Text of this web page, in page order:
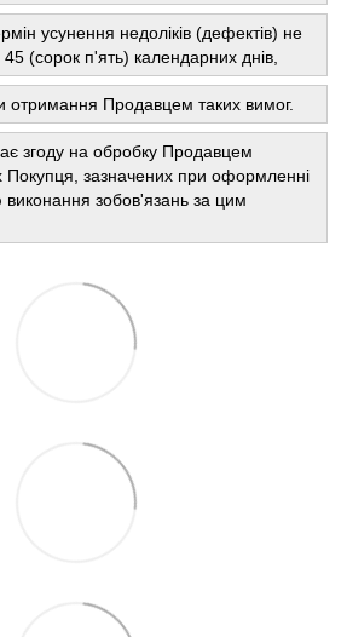
усунення недоліків (дефектів) не
(сорок п'ять) календарних днів,
отримання Продавцем таких вимог.
згоду на обробку Продавцем
Покупця, зазначених при оформленні
зобов'язань за цим